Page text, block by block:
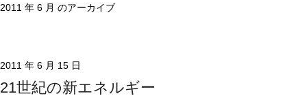
2011 年 6 月 のアーカイブ
2011 年 6 月 15 日
21世紀の新エネルギー